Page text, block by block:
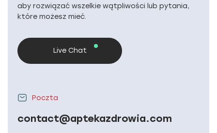
aby rozwiązać wszelkie wątpliwości lub pytania,
które możesz mieć.
Live Chat
Poczta
contact@aptekazdrowia.com